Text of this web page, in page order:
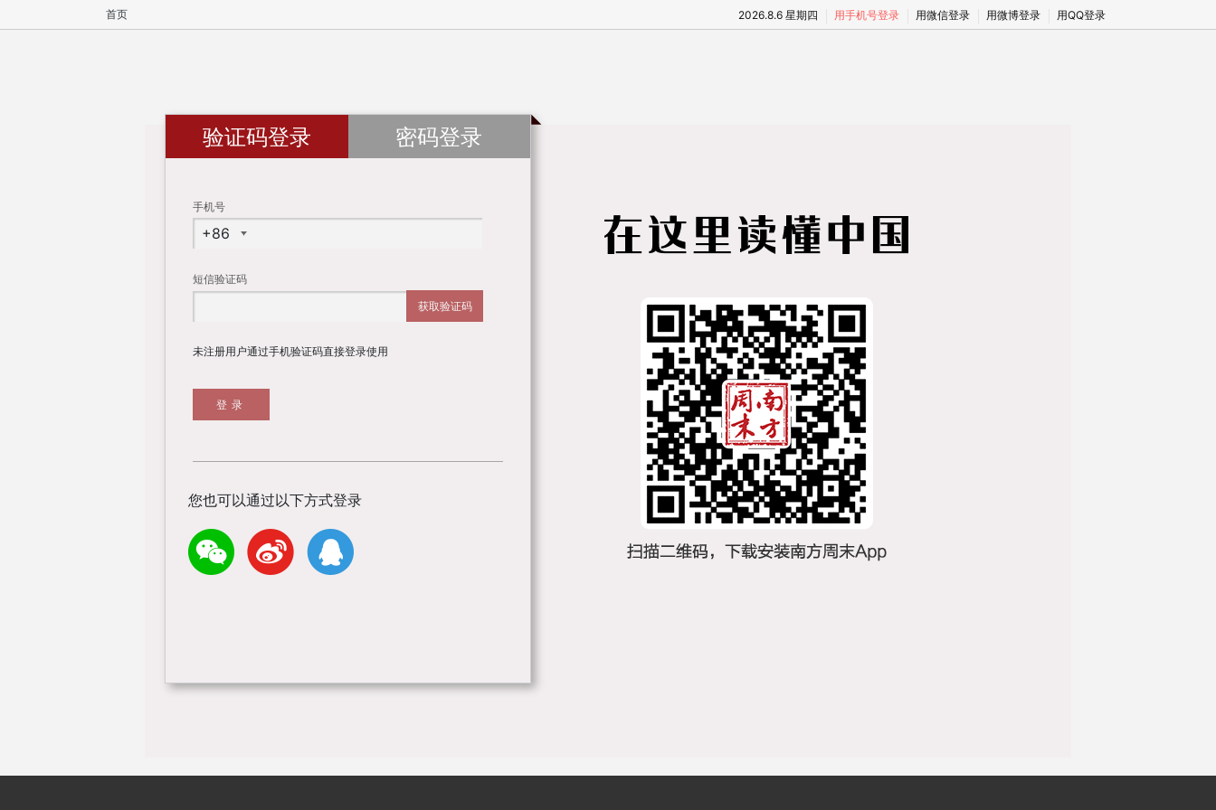
首页 2026.8.6 星期四 用手机号登录 用微信登录 用微博登录 用QQ登录
验证码登录 密码登录
手机号
短信验证码
获取验证码
未注册用户通过手机验证码直接登录使用
登录
您也可以通过以下方式登录